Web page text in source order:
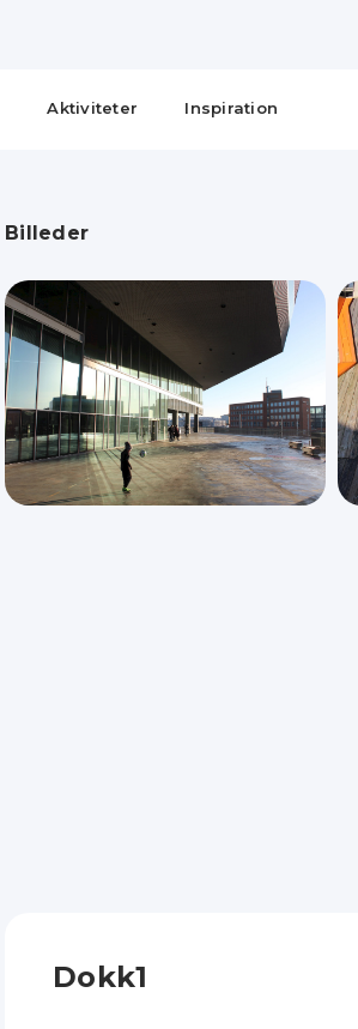
Aktiviteter Inspiration
Billeder
Dokk1